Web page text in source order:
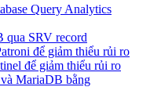
Query Analytics
SRV record
để giảm thiểu rủi ro
để giảm thiểu rủi ro
MariaDB bằng